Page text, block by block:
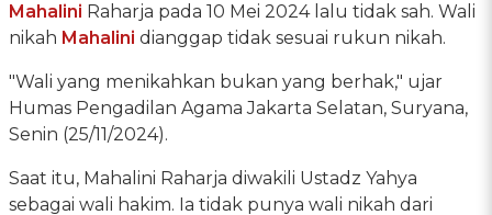
Mahalini Raharja pada 10 Mei 2024 lalu tidak sah. Wali
nikah Mahalini dianggap tidak sesuai rukun nikah.
"Wali yang menikahkan bukan yang berhak," ujar
Humas Pengadilan Agama Jakarta Selatan, Suryana,
Senin (25/11/2024).
Saat itu, Mahalini Raharja diwakili Ustadz Yahya
sebagai wali hakim. Ia tidak punya wali nikah dari